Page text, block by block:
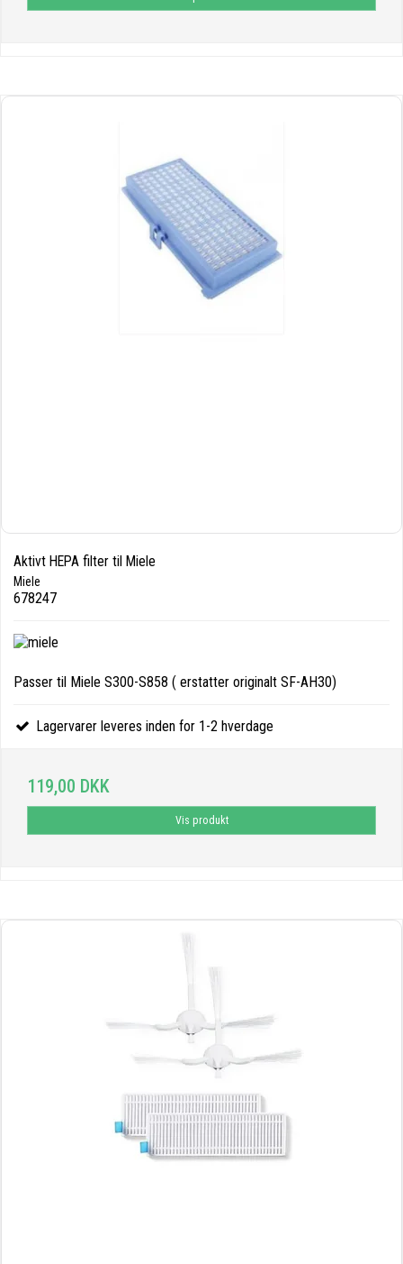
Aktivt HEPA filter til Miele
Miele
678247
Passer til Miele S300-S858 ( erstatter originalt SF-AH30)
Lagervarer leveres inden for 1-2 hverdage
119,00 DKK
Vis produkt